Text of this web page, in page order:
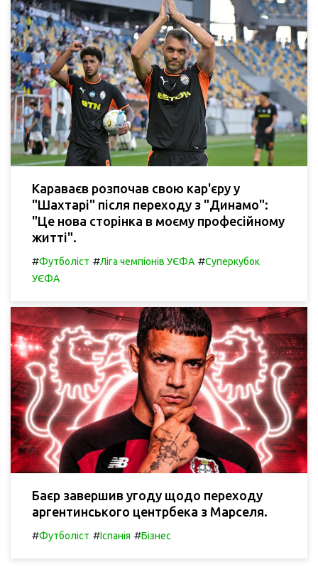
Караваєв розпочав свою кар'єру у
"Шахтарі" після переходу з "Динамо":
"Це нова сторінка в моєму професійному
житті".
#Футболіст #Ліга чемпіонів УЄФА #Суперкубок
УЄФА
Баєр завершив угоду щодо переходу
аргентинського центрбека з Марселя.
#Футболіст #Іспанія #Бізнес